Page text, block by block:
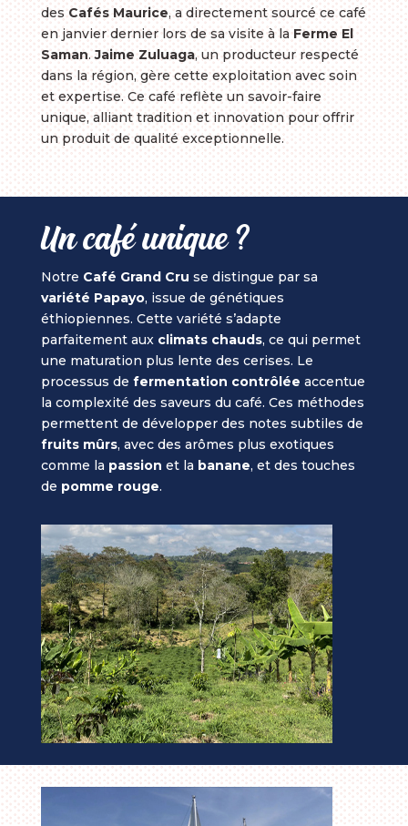
desCafés Maurice, a directement sourcé ce café
en janvier dernier lors de sa visite à laFerme El
Saman.Jaime Zuluaga, un producteur respecté
dans la région, gère cette exploitation avec soin
et expertise. Ce café reflète un savoir-faire
unique, alliant tradition et innovation pour offrir
un produit de qualité exceptionnelle.
Un café unique ?
Notre Café Grand Cru se distingue par sa
variété Papayo, issue de génétiques
éthiopiennes. Cette variété s’adapte
parfaitement aux climats chauds, ce qui permet
une maturation plus lente des cerises. Le
processus de fermentation contrôlée accentue
la complexité des saveurs du café. Ces méthodes
permettent de développer des notes subtiles de
fruits mûrs, avec des arômes plus exotiques
comme la passion et la banane, et des touches
de pomme rouge.